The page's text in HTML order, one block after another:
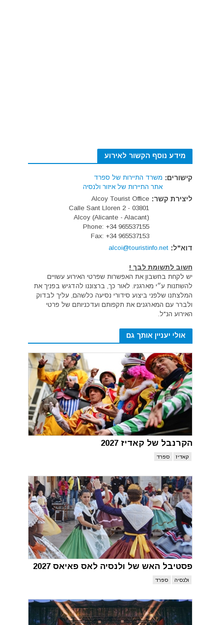
מידע נוסף הקשור לאירוע
קישורים: משרד התיירות של ספרד
אתר התיירות של איזור ולנסיה
ליצירת קשר: Alcoy Tourist Office
Calle Sant Lloren 2 - 03801
Alcoy (Alicante - Alacant)
Phone: +34 965537155
Fax: +34 965537153
דוא"ל: alcoi@touristinfo.net
חשוב לתשומת לבך !
יש לקחת בחשבון את האפשרות שפרטי האירוע עשויים
להשתנות ע״י מארגניו. לאור כך, ברצוננו להדגיש בפניך את
המלצתנו שלפני ביצוע סידורי נסיעה כלשהם, עליך לבדוק
ולברר עם המארגנים את תקפותם ועדכניותם של פרטי
האירוע הנ"ל.
אולי יעניין אותך גם
הקרנבל של קאדיז 2027
קאדיז ספרד
פסטיבל האש של ולנסיה לאס פאיאס 2027
ולנסיה ספרד